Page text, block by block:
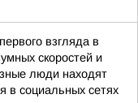
взгляда в
скоростей и
люди находят
в социальных сетях